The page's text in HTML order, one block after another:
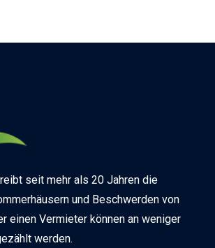
seit mehr als 20 Jahren die
und Beschwerden von
einen Vermieter können an weniger
werden.